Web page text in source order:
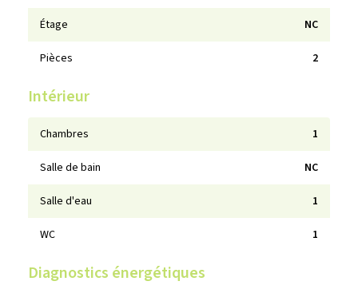
Étage NC
Pièces 2
Intérieur
Chambres 1
Salle de bain NC
Salle d'eau 1
WC 1
Diagnostics énergétiques